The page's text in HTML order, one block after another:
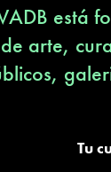
de la
Se
episódico y
Pompidou
está
arte,
Tu